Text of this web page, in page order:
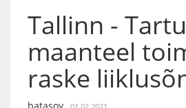
Tallinn - Tartu
maanteel
raske